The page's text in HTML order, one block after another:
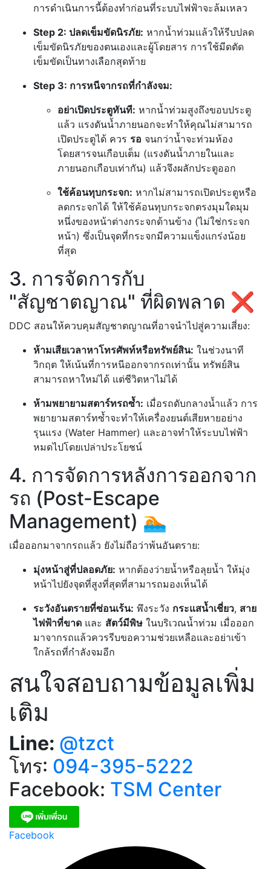
การดำเนินการนี้ต้องทำก่อนที่ระบบไฟฟ้าจะล้มเหลว
Step 2: ปลดเข็มขัดนิรภัย: หากน้ำท่วมแล้วให้รีบปลด
เข็มขัดนิรภัยของตนเองและผู้โดยสาร การใช้มีดตัด
เข็มขัดเป็นทางเลือกสุดท้าย
Step 3: การหนีจากรถที่กำลังจม:
อย่าเปิดประตูทันที: หากน้ำท่วมสูงถึงขอบประตู
แล้ว แรงดันน้ำภายนอกจะทำให้คุณไม่สามารถ
เปิดประตูได้ ควร รอ จนกว่าน้ำจะท่วมห้อง
โดยสารจนเกือบเต็ม (แรงดันน้ำภายในและ
ภายนอกเกือบเท่ากัน) แล้วจึงผลักประตูออก
ใช้ค้อนทุบกระจก: หากไม่สามารถเปิดประตูหรือ
ลดกระจกได้ ให้ใช้ค้อนทุบกระจกตรงมุมใดมุม
หนึ่งของหน้าต่างกระจกด้านข้าง (ไม่ใช่กระจก
หน้า) ซึ่งเป็นจุดที่กระจกมีความแข็งแกร่งน้อย
ที่สุด
3. การจัดการกับ
"สัญชาตญาณ" ที่ผิดพลาด ❌
DDC สอนให้ควบคุมสัญชาตญาณที่อาจนำไปสู่ความเสี่ยง:
ห้ามเสียเวลาหาโทรศัพท์หรือทรัพย์สิน: ในช่วงนาที
วิกฤต ให้เน้นที่การหนีออกจากรถเท่านั้น ทรัพย์สิน
สามารถหาใหม่ได้ แต่ชีวิตหาไม่ได้
ห้ามพยายามสตาร์ทรถซ้ำ: เมื่อรถดับกลางน้ำแล้ว การ
พยายามสตาร์ทซ้ำจะทำให้เครื่องยนต์เสียหายอย่าง
รุนแรง (Water Hammer) และอาจทำให้ระบบไฟฟ้า
หมดไปโดยเปล่าประโยชน์
4. การจัดการหลังการออกจาก
รถ (Post-Escape
Management) 🏊
เมื่อออกมาจากรถแล้ว ยังไม่ถือว่าพ้นอันตราย:
มุ่งหน้าสู่ที่ปลอดภัย: หากต้องว่ายน้ำหรือลุยน้ำ ให้มุ่ง
หน้าไปยังจุดที่สูงที่สุดที่สามารถมองเห็นได้
ระวังอันตรายที่ซ่อนเร้น: พึงระวัง กระแสน้ำเชี่ยว, สาย
ไฟฟ้าที่ขาด และ สัตว์มีพิษ ในบริเวณน้ำท่วม เมื่อออก
มาจากรถแล้วควรรีบขอความช่วยเหลือและอย่าเข้า
ใกล้รถที่กำลังจมอีก
สนใจสอบถามข้อมูลเพิ่ม
เติม
Line: @tzct
โทร: 094-395-5222
Facebook: TSM Center
Facebook